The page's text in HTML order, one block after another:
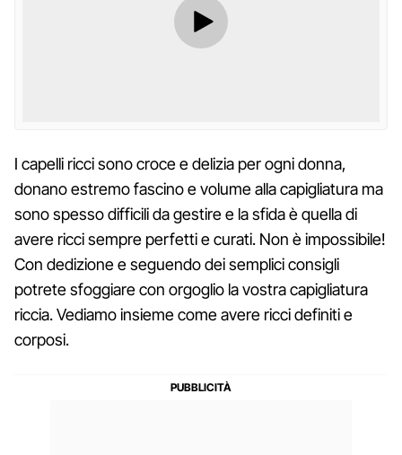
I capelli ricci sono croce e delizia per ogni donna,
donano estremo fascino e volume alla capigliatura ma
sono spesso difficili da gestire e la sfida è quella di
avere ricci sempre perfetti e curati. Non è impossibile!
Con dedizione e seguendo dei semplici consigli
potrete sfoggiare con orgoglio la vostra capigliatura
riccia. Vediamo insieme come avere ricci definiti e
corposi.